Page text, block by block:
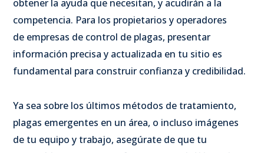
obtener la ayuda que necesitan, y acudirán a la
competencia. Para los propietarios y operadores
de empresas de control de plagas, presentar
información precisa y actualizada en tu sitio es
fundamental para construir confianza y credibilidad.
Ya sea sobre los últimos métodos de tratamiento,
plagas emergentes en un área, o incluso imágenes
de tu equipo y trabajo, asegúrate de que tu